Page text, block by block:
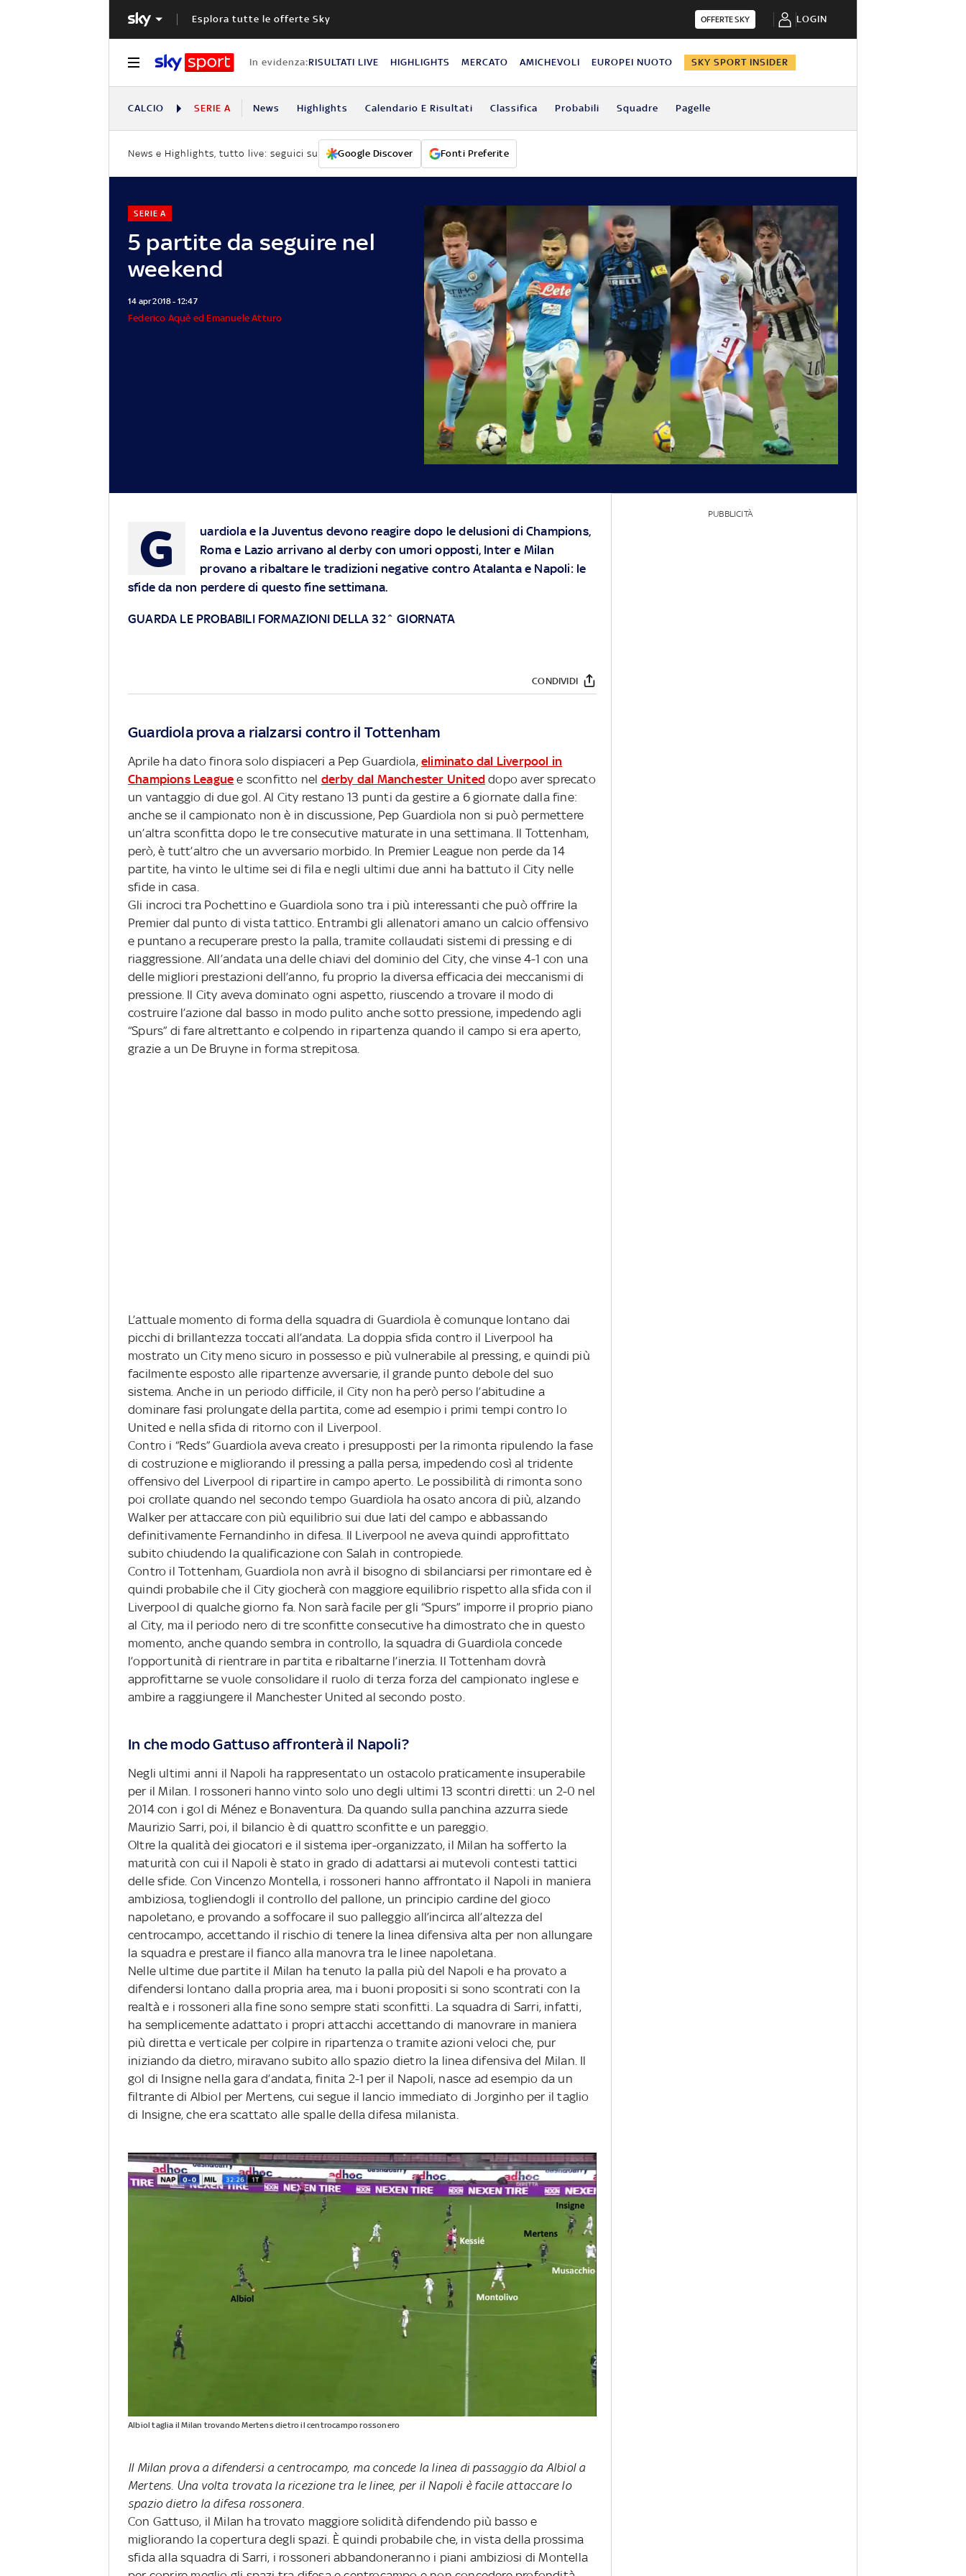
Esplora tutte le offerte Sky OFFERTE SKY LOGIN
In evidenza:RISULTATI LIVE HIGHLIGHTS MERCATO AMICHEVOLI EUROPEI NUOTO SKY SPORT INSIDER
CALCIO SERIE A News Highlights Calendario E Risultati Classifica Probabili Squadre Pagelle
News e Highlights, tutto live: seguici su Google Discover Fonti Preferite
5 partite da seguire nel
weekend
SERIE A
14 apr 2018 - 12:47
Federico Aquè ed Emanuele Atturo
G
uardiola e la Juventus devono reagire dopo le delusioni di Champions,
Roma e Lazio arrivano al derby con umori opposti, Inter e Milan
provano a ribaltare le tradizioni negative contro Atalanta e Napoli: le
sfide da non perdere di questo fine settimana.
GUARDA LE PROBABILI FORMAZIONI DELLA 32^ GIORNATA
CONDIVIDI
Guardiola prova a rialzarsi contro il Tottenham
Aprile ha dato finora solo dispiaceri a Pep Guardiola, eliminato dal Liverpool in
Champions League e sconfitto nel derby dal Manchester United dopo aver sprecato
un vantaggio di due gol. Al City restano 13 punti da gestire a 6 giornate dalla fine:
anche se il campionato non è in discussione, Pep Guardiola non si può permettere
un’altra sconfitta dopo le tre consecutive maturate in una settimana. Il Tottenham,
però, è tutt’altro che un avversario morbido. In Premier League non perde da 14
partite, ha vinto le ultime sei di fila e negli ultimi due anni ha battuto il City nelle
sfide in casa.
Gli incroci tra Pochettino e Guardiola sono tra i più interessanti che può offrire la
Premier dal punto di vista tattico. Entrambi gli allenatori amano un calcio offensivo
e puntano a recuperare presto la palla, tramite collaudati sistemi di pressing e di
riaggressione. All’andata una delle chiavi del dominio del City, che vinse 4-1 con una
delle migliori prestazioni dell’anno, fu proprio la diversa efficacia dei meccanismi di
pressione. Il City aveva dominato ogni aspetto, riuscendo a trovare il modo di
costruire l’azione dal basso in modo pulito anche sotto pressione, impedendo agli
“Spurs” di fare altrettanto e colpendo in ripartenza quando il campo si era aperto,
grazie a un De Bruyne in forma strepitosa.
L’attuale momento di forma della squadra di Guardiola è comunque lontano dai
picchi di brillantezza toccati all’andata. La doppia sfida contro il Liverpool ha
mostrato un City meno sicuro in possesso e più vulnerabile al pressing, e quindi più
facilmente esposto alle ripartenze avversarie, il grande punto debole del suo
sistema. Anche in un periodo difficile, il City non ha però perso l’abitudine a
dominare fasi prolungate della partita, come ad esempio i primi tempi contro lo
United e nella sfida di ritorno con il Liverpool.
Contro i “Reds” Guardiola aveva creato i presupposti per la rimonta ripulendo la fase
di costruzione e migliorando il pressing a palla persa, impedendo così al tridente
offensivo del Liverpool di ripartire in campo aperto. Le possibilità di rimonta sono
poi crollate quando nel secondo tempo Guardiola ha osato ancora di più, alzando
Walker per attaccare con più equilibrio sui due lati del campo e abbassando
definitivamente Fernandinho in difesa. Il Liverpool ne aveva quindi approfittato
subito chiudendo la qualificazione con Salah in contropiede.
Contro il Tottenham, Guardiola non avrà il bisogno di sbilanciarsi per rimontare ed è
quindi probabile che il City giocherà con maggiore equilibrio rispetto alla sfida con il
Liverpool di qualche giorno fa. Non sarà facile per gli “Spurs” imporre il proprio piano
al City, ma il periodo nero di tre sconfitte consecutive ha dimostrato che in questo
momento, anche quando sembra in controllo, la squadra di Guardiola concede
l’opportunità di rientrare in partita e ribaltarne l’inerzia. Il Tottenham dovrà
approfittarne se vuole consolidare il ruolo di terza forza del campionato inglese e
ambire a raggiungere il Manchester United al secondo posto.
In che modo Gattuso affronterà il Napoli?
Negli ultimi anni il Napoli ha rappresentato un ostacolo praticamente insuperabile
per il Milan. I rossoneri hanno vinto solo uno degli ultimi 13 scontri diretti: un 2-0 nel
2014 con i gol di Ménez e Bonaventura. Da quando sulla panchina azzurra siede
Maurizio Sarri, poi, il bilancio è di quattro sconfitte e un pareggio.
Oltre la qualità dei giocatori e il sistema iper-organizzato, il Milan ha sofferto la
maturità con cui il Napoli è stato in grado di adattarsi ai mutevoli contesti tattici
delle sfide. Con Vincenzo Montella, i rossoneri hanno affrontato il Napoli in maniera
ambiziosa, togliendogli il controllo del pallone, un principio cardine del gioco
napoletano, e provando a soffocare il suo palleggio all’incirca all’altezza del
centrocampo, accettando il rischio di tenere la linea difensiva alta per non allungare
la squadra e prestare il fianco alla manovra tra le linee napoletana.
Nelle ultime due partite il Milan ha tenuto la palla più del Napoli e ha provato a
difendersi lontano dalla propria area, ma i buoni propositi si sono scontrati con la
realtà e i rossoneri alla fine sono sempre stati sconfitti. La squadra di Sarri, infatti,
ha semplicemente adattato i propri attacchi accettando di manovrare in maniera
più diretta e verticale per colpire in ripartenza o tramite azioni veloci che, pur
iniziando da dietro, miravano subito allo spazio dietro la linea difensiva del Milan. Il
gol di Insigne nella gara d’andata, finita 2-1 per il Napoli, nasce ad esempio da un
filtrante di Albiol per Mertens, cui segue il lancio immediato di Jorginho per il taglio
di Insigne, che era scattato alle spalle della difesa milanista.
Albiol taglia il Milan trovando Mertens dietro il centrocampo rossonero
Il Milan prova a difendersi a centrocampo, ma concede la linea di passaggio da Albiol a
Mertens. Una volta trovata la ricezione tra le linee, per il Napoli è facile attaccare lo
spazio dietro la difesa rossonera.
Con Gattuso, il Milan ha trovato maggiore solidità difendendo più basso e
migliorando la copertura degli spazi. È quindi probabile che, in vista della prossima
sfida alla squadra di Sarri, i rossoneri abbandoneranno i piani ambiziosi di Montella
PUBBLICITÀ